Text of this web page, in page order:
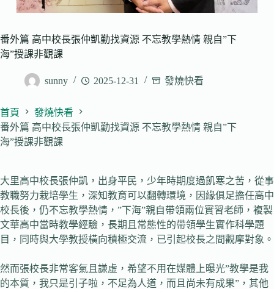
番外篇 高中校長張仲凱勤找資源 不忘教學熱情 親自”下
海”授課非觀課
sunny 2025-12-31 發燒快看
首頁
發燒快看
番外篇 高中校長張仲凱勤找資源 不忘教學熱情 親自”下
海”授課非觀課
大里高中校長張仲凱，出身平民，少年時期度過飢寒之苦，從事
教職努力栽培學生，深知教育可以翻轉環境，因緣俱足擔任高中
校長後，仍不忘教學熱情，”下海”親自帶領兩位實習老師，複製
文華高中當時教學經驗，長期且常態性的帶領學生實作科學題
目，同時與大學教授橫向積極交流，已引起校長之間觀摩對象。
然而張校長非常客氣且謙虛，希望不用在媒體上曝光”教學是我
的本質，我只是引子啦，不足為人道，而且尚未有成果”，其他